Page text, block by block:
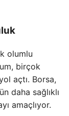
olumlu
birçok
açtı. Borsa,
daha sağlıklı
amaçlıyor.